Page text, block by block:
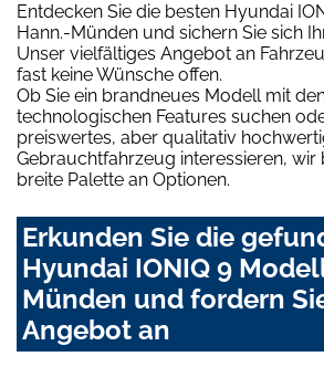
Entdecken Sie die besten Hyundai
Hann.-Münden und sichern Sie sich
Unser vielfältiges Angebot an
fast keine Wünsche offen.
Ob Sie ein brandneues Modell mit
technologischen Features suchen
preiswertes, aber qualitativ
Gebrauchtfahrzeug interessieren, wir
breite Palette an Optionen.
Erkunden Sie die
Hyundai IONIQ 9
Münden und fordern
Angebot an